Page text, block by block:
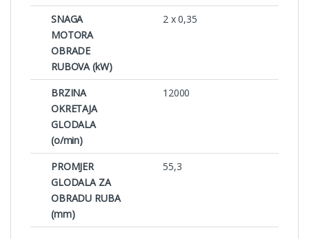
SNAGA
MOTORA
OBRADE
RUBOVA (kW)
2 x 0,35
BRZINA
OKRETAJA
GLODALA
(o/min)
12000
PROMJER
GLODALA ZA
OBRADU RUBA
(mm)
55,3